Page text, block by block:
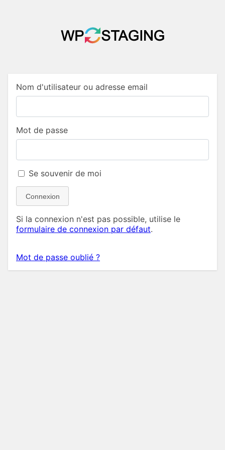
Nom d'utilisateur ou adresse email
Mot de passe
Se souvenir de moi
Connexion
Si la connexion n'est pas possible, utilise le
formulaire de connexion par défaut.
Mot de passe oublié ?